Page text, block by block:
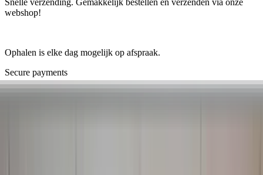
Snelle verzending. Gemakkelijk bestellen en verzenden via onze
webshop!
Ophalen is elke dag mogelijk op afspraak.
Secure payments